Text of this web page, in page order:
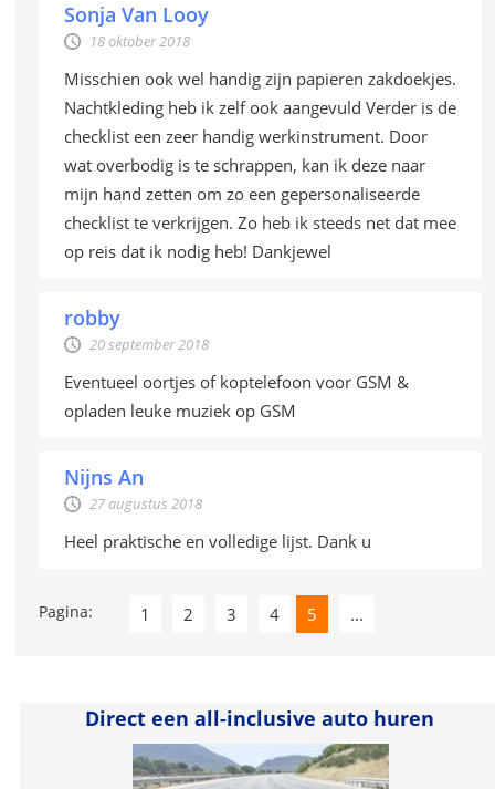
Sonja Van Looy
18 oktober 2018
Misschien ook wel handig zijn papieren zakdoekjes.
Nachtkleding heb ik zelf ook aangevuld Verder is de
checklist een zeer handig werkinstrument. Door
wat overbodig is te schrappen, kan ik deze naar
mijn hand zetten om zo een gepersonaliseerde
checklist te verkrijgen. Zo heb ik steeds net dat mee
op reis dat ik nodig heb! Dankjewel
robby
20 september 2018
Eventueel oortjes of koptelefoon voor GSM &
opladen leuke muziek op GSM
Nijns An
27 augustus 2018
Heel praktische en volledige lijst. Dank u
Pagina: 1 2 3 4 5 ...
Direct een all-inclusive auto huren